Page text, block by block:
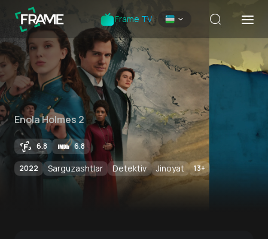
Frame TV
Enola Holmes 2
6.8 6.8
2022 Sarguzashtlar Detektiv Jinoyat 13+